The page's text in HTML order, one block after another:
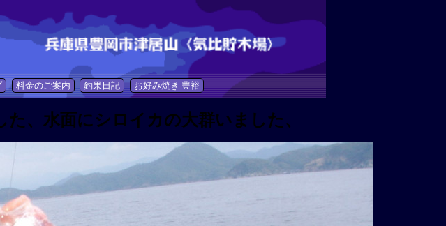
料金のご案内 釣果日記 お好み焼き 豊裕
、水面にシロイカの大群いました、